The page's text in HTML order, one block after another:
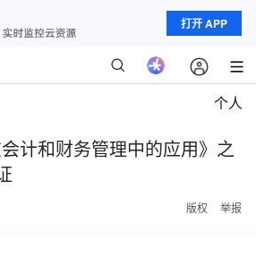
打开 APP
个人
计和财务管理中的应用》之
版权 举报